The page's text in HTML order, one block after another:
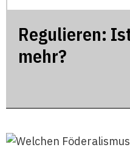
Regulieren:
mehr?